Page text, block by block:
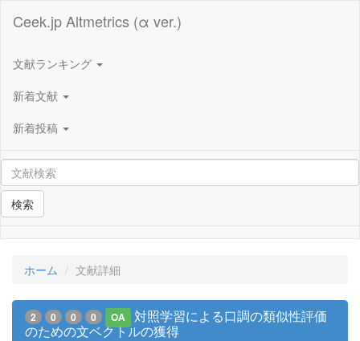
Ceek.jp Altmetrics (α ver.)
文献ランキング
新着文献
新着投稿
検索
ホーム 文献詳細
2 0 0 0 OA
対照学習による口調の類似性評価
のための文ベクトルの獲得